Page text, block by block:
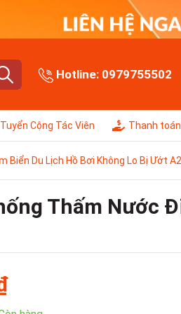
Hotline: 0979755502
Tuyển Cộng Tác Viên Thanh
Du Lịch Hồ Bơi Không Lo Bị Ướt
Thấm Nước